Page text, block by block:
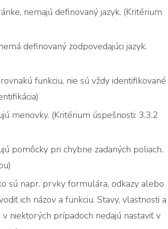
nemajú definovaný jazyk. (Kritérium
definovaný zodpovedajúci jazyk.
funkciu, nie sú vždy identifikované
menovky. (Kritérium úspešnosti: 3.3.2
pomôcky pri chybne zadaných poliach.
sú napr. prvky formulára, odkazy alebo
ich názov a funkciu. Stavy, vlastnosti a
niektorých prípadoch nedajú nastaviť v